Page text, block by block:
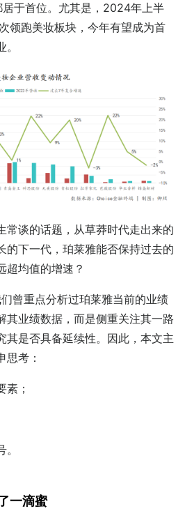
居于首位。尤其是，2024年上半
领跑美妆板块，今年有望成为首
常谈的话题，从草莽时代走出来的
的下一代，珀莱雅能否保持过去的
超均值的增速？
曾重点分析过珀莱雅当前的业绩
其业绩数据，而是侧重关注其一路
其是否具备延续性。因此，本文主
思考：
素；
一滴蜜